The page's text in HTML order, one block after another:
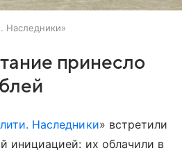
Наследники»
принесло
Наследники» встретили
инициацией: их облачили в